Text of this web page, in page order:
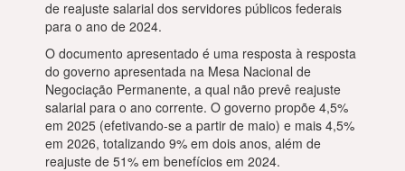
de reajuste salarial dos servidores públicos federais
para o ano de 2024.
O documento apresentado é uma resposta à resposta
do governo apresentada na Mesa Nacional de
Negociação Permanente, a qual não prevê reajuste
salarial para o ano corrente. O governo propõe 4,5%
em 2025 (efetivando-se a partir de maio) e mais 4,5%
em 2026, totalizando 9% em dois anos, além de
reajuste de 51% em benefícios em 2024.